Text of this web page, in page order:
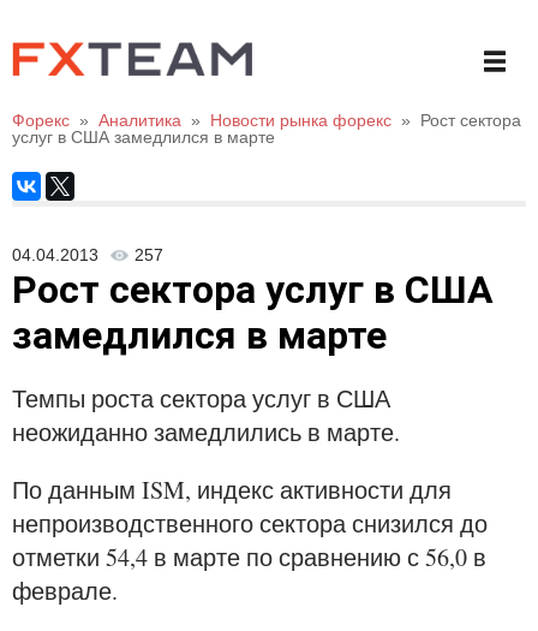
Форекс » Аналитика » Новости рынка форекс »
Рост сектора
услуг в США замедлился в марте
04.04.2013 257
Рост сектора услуг в США
замедлился в марте
Темпы роста сектора услуг в США
неожиданно замедлились в марте.
По данным ISM, индекс активности для
непроизводственного сектора снизился до
отметки 54,4 в марте по сравнению с 56,0 в
феврале.